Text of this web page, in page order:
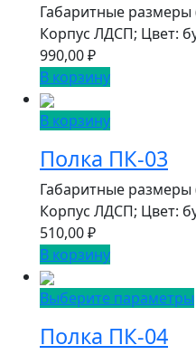
Габаритные размеры
Корпус ЛДСП; Цвет:
990,00₽
В корзину
В корзину
Полка ПК-03
Габаритные размеры
Корпус ЛДСП; Цвет:
510,00₽
В корзину
Выберите параметры
Полка ПК-04